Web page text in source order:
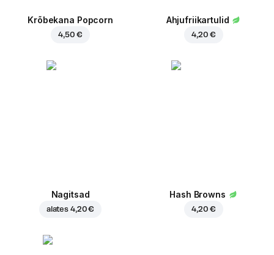
Krõbekana Popcorn
4,50 €
Ahjufriikartulid
4,20 €
Nagitsad
alates 4,20 €
Hash Browns
4,20 €